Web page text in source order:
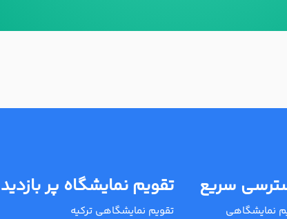
سریع
نمایشگاهی
تقویم نمایشگاه پر بازدید
تقویم نمایشگاهی ترکیه